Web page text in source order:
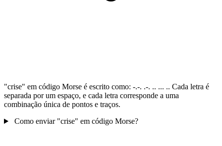
"crise" em código Morse é escrito como: -.-. .-. .. ... .. Cada letra é
separada por um espaço, e cada letra corresponde a uma
combinação única de pontos e traços.
Como enviar "crise" em código Morse?